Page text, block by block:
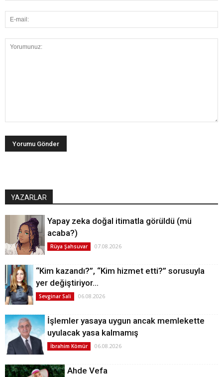
YAZARLAR
Yapay zeka doğal itimatla görüldü (mü
acaba?)
Rüya Şahsuvar 07.08.2026
“Kim kazandı?”, “Kim hizmet etti?” sorusuyla
yer değiştiriyor…
Sevginar Sali 06.08.2026
İşlemler yasaya uygun ancak memlekette
uyulacak yasa kalmamış
İbrahim Kömür 06.08.2026
Ahde Vefa